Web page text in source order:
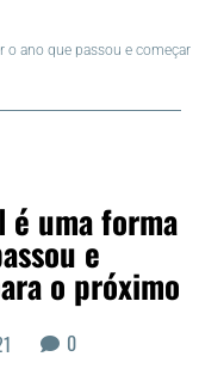
o ano que passou e começar
é uma forma
e
o próximo
0